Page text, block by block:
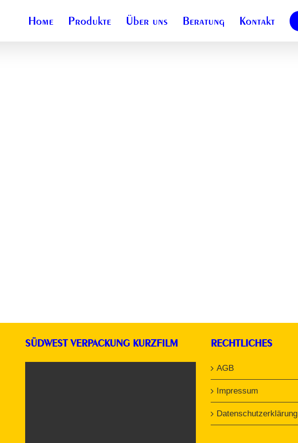
Home Produkte Über uns Beratung Kontakt
SÜDWEST VERPACKUNG KURZFILM RECHTLICHES
AGB
Impressum
Datenschutzerklärung